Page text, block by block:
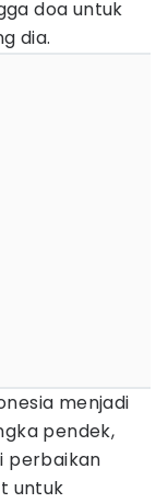
doa untuk
dia.
menjadi
pendek,
perbaikan
untuk